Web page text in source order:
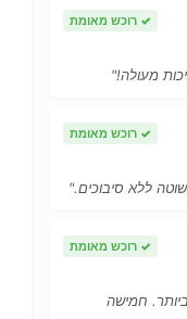
✓ רוכש מאומת
מעולה!"
✓ רוכש מאומת
ללא סיבוכים."
✓ רוכש מאומת
חמישה